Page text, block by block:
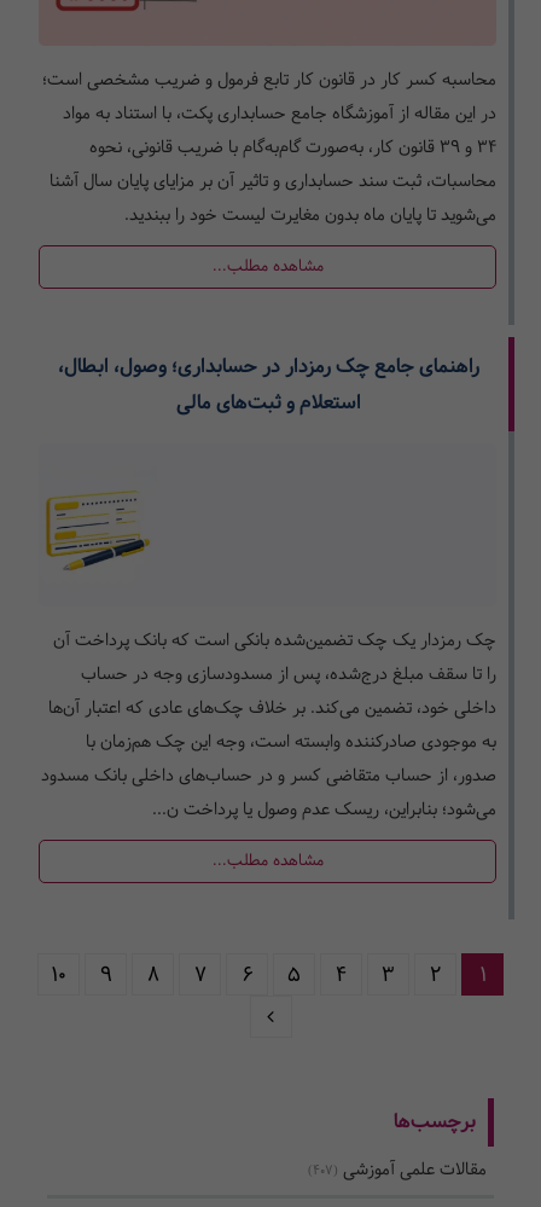
محاسبه کسر کار در قانون کار تابع فرمول و ضریب مشخصی است؛
در این مقاله از آموزشگاه جامع حسابداری پکت، با استناد به مواد
۳۴ و ۳۹ قانون کار، به‌صورت گام‌به‌گام با ضریب قانونی، نحوه
محاسبات، ثبت سند حسابداری و تاثیر آن بر مزایای پایان سال آشنا
می‌شوید تا پایان ماه بدون مغایرت لیست خود را ببندید.
مشاهده مطلب...
راهنمای جامع چک رمزدار در حسابداری؛ وصول، ابطال،
استعلام و ثبت‌های مالی
چک رمزدار یک چک تضمین‌شده بانکی است که بانک پرداخت آن
را تا سقف مبلغ درج‌شده، پس از مسدودسازی وجه در حساب
داخلی خود، تضمین می‌کند. بر خلاف چک‌های عادی که اعتبار آن‌ها
به موجودی صادرکننده وابسته است، وجه این چک هم‌زمان با
صدور، از حساب متقاضی کسر و در حساب‌های داخلی بانک مسدود
می‌شود؛ بنابراین، ریسک عدم وصول یا پرداخت ن...
مشاهده مطلب...
1
2
3
4
5
6
7
8
9
10
برچسب‌ها
مقالات علمی آموزشی (407)